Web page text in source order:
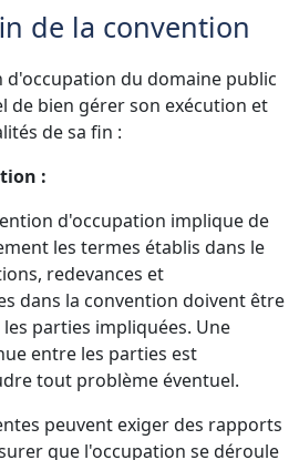
de la convention
d'occupation du domaine public
de bien gérer son exécution et
de sa fin :
:
d'occupation implique de
les termes établis dans le
redevances et
dans la convention doivent être
parties impliquées. Une
entre les parties est
tout problème éventuel.
peuvent exiger des rapports
que l'occupation se déroule